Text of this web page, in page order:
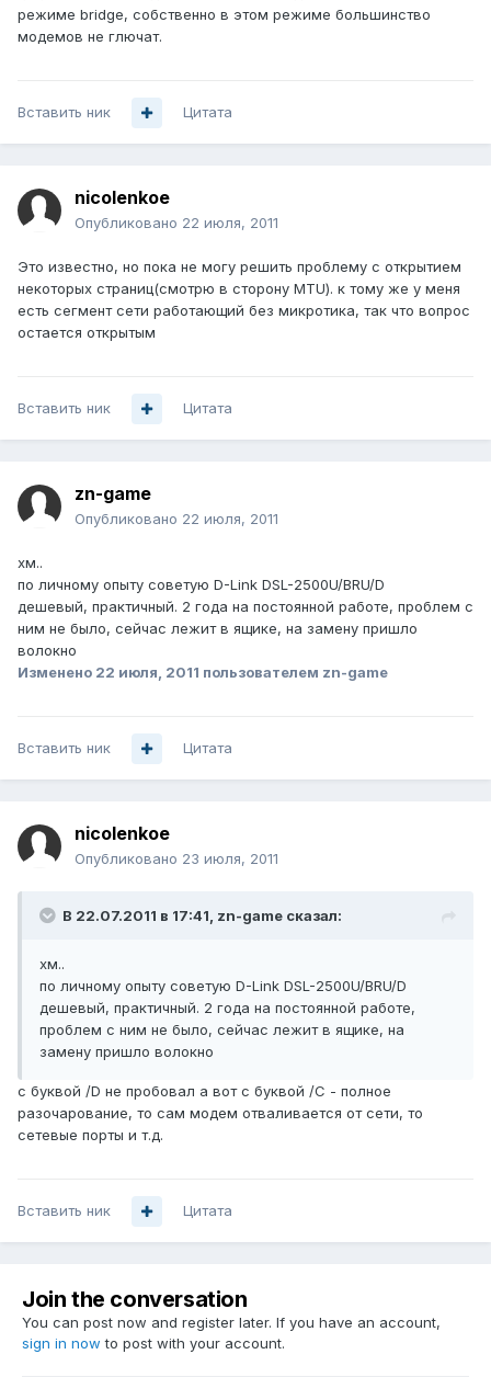
режиме bridge, собственно в этом режиме большинство
модемов не глючат.
Вставить ник Цитата
nicolenkoe
Опубликовано 22 июля, 2011
Это известно, но пока не могу решить проблему с открытием
некоторых страниц(смотрю в сторону MTU). к тому же у меня
есть сегмент сети работающий без микротика, так что вопрос
остается открытым
Вставить ник Цитата
zn-game
Опубликовано 22 июля, 2011
хм..
по личному опыту советую D-Link DSL-2500U/BRU/D
дешевый, практичный. 2 года на постоянной работе, проблем с
ним не было, сейчас лежит в ящике, на замену пришло
волокно
Изменено 22 июля, 2011 пользователем zn-game
Вставить ник Цитата
nicolenkoe
Опубликовано 23 июля, 2011
В 22.07.2011 в 17:41, zn-game сказал:
хм..
по личному опыту советую D-Link DSL-2500U/BRU/D
дешевый, практичный. 2 года на постоянной работе,
проблем с ним не было, сейчас лежит в ящике, на
замену пришло волокно
с буквой /D не пробовал а вот с буквой /С - полное
разочарование, то сам модем отваливается от сети, то
сетевые порты и т.д.
Вставить ник Цитата
Join the conversation
You can post now and register later. If you have an account,
sign in now to post with your account.